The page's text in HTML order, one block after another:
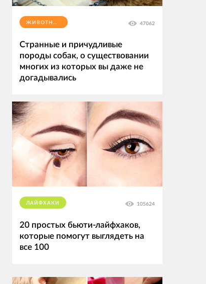
ЖИВОТНЫЕ 47062
Странные и причудливые
породы собак, о существовании
многих из которых вы даже не
догадывались
ЛАЙФХАКИ 105624
20 простых бьюти-лайфхаков,
которые помогут выглядеть на
все 100